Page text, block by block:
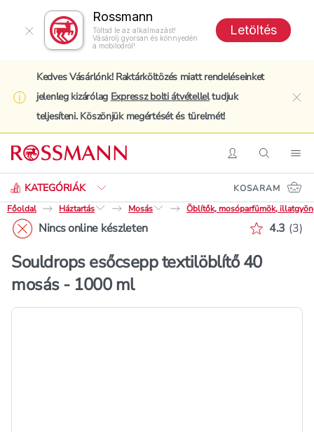
Rossmann
Töltsd le az alkalmazást!
Vásárolj gyorsan és könnyedén
a mobilodról!
Letöltés
Kedves Vásárlónk! Raktárköltözés miatt rendeléseinket
jelenleg kizárólag Expressz bolti átvételleltudjuk
teljesíteni. Köszönjük megértését és türelmét!
BelépésKeresés
KATEGÓRIÁK
Keresés
KOSARAM
Főoldal
Háztartás Mosás Öblítők, mosóparfümök,
Nincs online készleten 4.3 (3)
Souldrops esőcsepp textilöblítő 40
mosás - 1000 ml